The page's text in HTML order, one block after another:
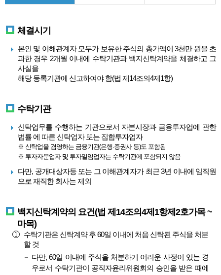
체결시기
본인 및 이해관계자 모두가 보유한 주식의 총가액이 3천만 원을 초
과한 경우 2개월 이내에 수탁기관과 백지신탁계약을 체결하고 그
사실을
해당 등록기관에 신고하여야 함(법 제14조의4제1항)
수탁기관
신탁업무를 수행하는 기관으로서 자본시장과 금융투자업에 관한
법률 에 따른 신탁업자 또는 집합투자업자
※ 신탁업을 겸영하는 금융기관(은행·증권사 등)도 포함됨
※ 투자자문업자 및 투자일임업자는 수탁기관에 포함되지 않음
다만, 공개대상자등 또는 그 이해관계자가 최근 3년 이내에 임직원
으로 재직한 회사는 제외
백지신탁계약의 요건(법 제14조의4제1항제2호가목 ~
마목)
수탁기관은 신탁계약 후 60일 이내에 처음 신탁된 주식을 처분
할 것
다만, 60일 이내에 주식을 처분하기 어려운 사정이 있는 경
우로서 수탁기관이 공직자윤리위원회의 승인을 받은 때에